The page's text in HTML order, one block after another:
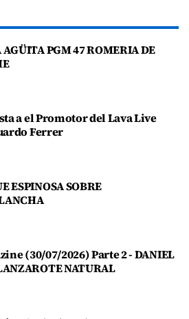
PGM 47 ROMERIA DE
a el Promotor del Lava Live
Ferrer
ESPINOSA SOBRE
(30/07/2026) Parte 2 - DANIEL
NATURAL